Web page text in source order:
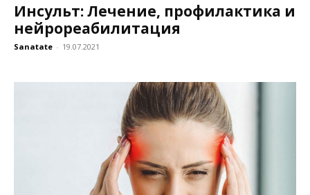
Инсульт: Лечение, профилактика и
нейрореабилитация
Sanatate - 19.07.2021